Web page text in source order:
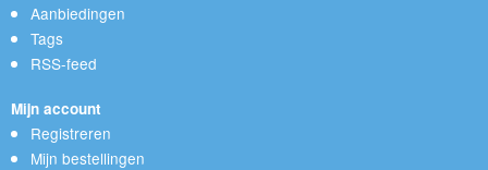
Aanbiedingen
Tags
RSS-feed
Mijn account
Registreren
Mijn bestellingen